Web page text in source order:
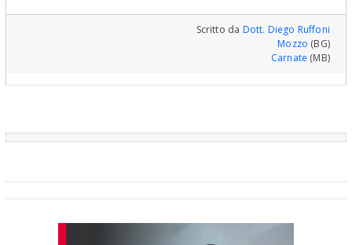
Scritto da Dott. Diego Ruffoni
Mozzo (BG)
Carnate (MB)